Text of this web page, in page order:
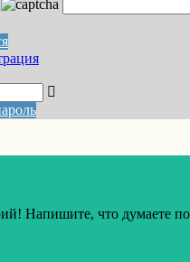
Напишите, что думаете